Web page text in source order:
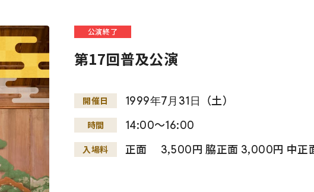
公演終了
第17回普及公演
開催日 1999年7月 31日 （土）
時間 14:00～16:00
入場料 正面 3,500円 脇正面 3,000円 中正